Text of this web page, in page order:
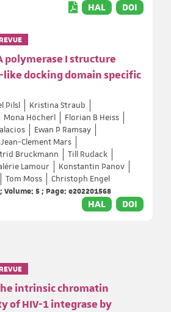
HAL DOI
polymerase I structure
like docking domain specific
Pilsl
Kristina Straub
Mona Höcherl
Florian B Heiss
Ewan P Ramsay
Jean-Clement Mars
Bruckmann
Till Rudack
Lamour
Konstantin Panov
Tom Moss
Christoph Engel
Volume: 5 ; Page: e202201568
HAL DOI
intrinsic chromatin
of HIV-1 integrase by